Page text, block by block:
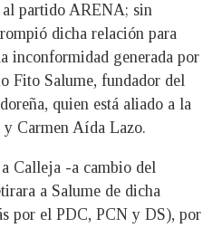
al partido ARENA; sin
dicha relación para
inconformidad generada por
Fito Salume, fundador del
quien está aliado a la
Carmen Aída Lazo.
Calleja -a cambio del
a Salume de dicha
por el PDC, PCN y DS), por